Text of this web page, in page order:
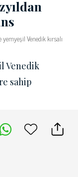
Venedik kırsalı
Venedik
sahip